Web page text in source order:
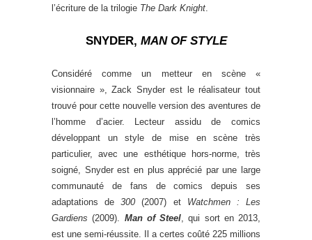
l’écriture de la trilogie The Dark Knight
SNYDER, MAN OF STYLE
Considéré comme un metteur en scène «
visionnaire », Zack Snyder est le réalisateur tout
trouvé pour cette nouvelle version des aventures de
l’homme d’acier. Lecteur assidu de comics
développant un style de mise en scène très
particulier, avec une esthétique hors-norme, très
soigné, Snyder est en plus apprécié par une large
communauté de fans de comics depuis ses
adaptations de300 (2007) et Watchmen : Les
Gardiens (2009). Man of Steel , qui sort en 2013,
est une semi-réussite. Il a certes coûté 225 millions